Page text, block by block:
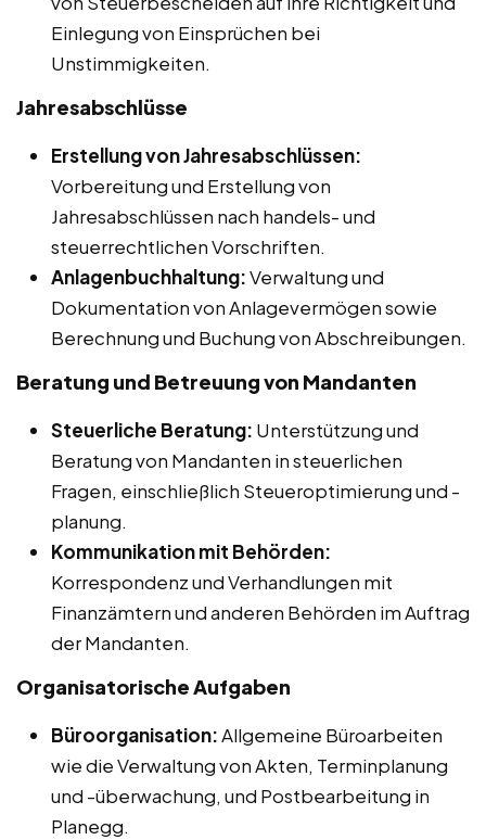
Einlegung von Einsprüchen bei
Unstimmigkeiten.
Jahresabschlüsse
Erstellung von Jahresabschlüssen:
Vorbereitung und Erstellung von
Jahresabschlüssen nach handels- und
steuerrechtlichen Vorschriften.
Anlagenbuchhaltung:Verwaltung und
Dokumentation von Anlagevermögen sowie
Berechnung und Buchung von Abschreibungen.
Beratung und Betreuung von Mandanten
Steuerliche Beratung: Unterstützung und
Beratung von Mandanten in steuerlichen
Fragen, einschließlich Steueroptimierung und -
planung.
Kommunikation mit Behörden:
Korrespondenz und Verhandlungen mit
Finanzämtern und anderen Behörden im Auftrag
der Mandanten.
Organisatorische Aufgaben
Büroorganisation:Allgemeine Büroarbeiten
wie die Verwaltung von Akten, Terminplanung
und -überwachung, und Postbearbeitung in
Planegg.